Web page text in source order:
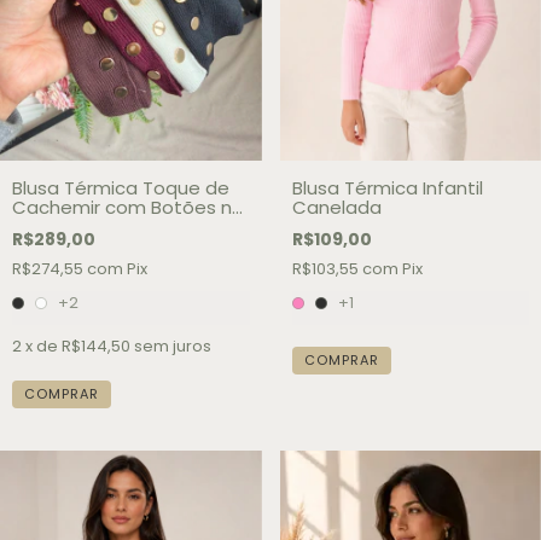
Blusa Térmica Toque de
Cachemir com Botões na
Manga
R$289,00
R$274,55 com Pix
+2
2x de R$144,50 sem juros
COMPRAR
Blusa Térmica Infantil
Canelada
R$109,00
R$103,55 com Pix
+1
COMPRAR